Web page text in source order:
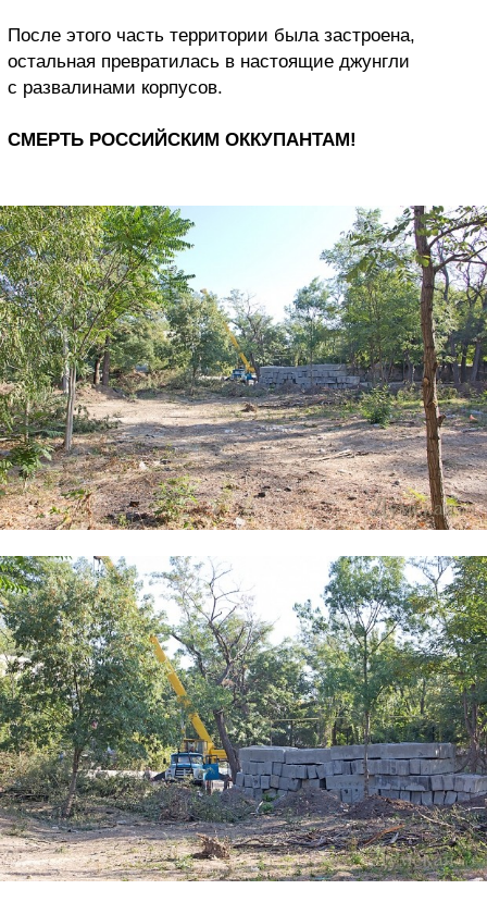
После этого часть территории была застроена,
остальная превратилась в настоящие джунгли
с развалинами корпусов.
СМЕРТЬ РОССИЙСКИМ ОККУПАНТАМ!